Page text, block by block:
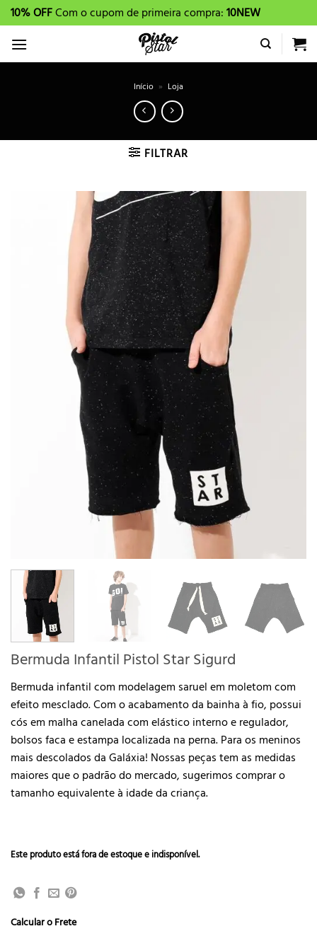
Skip
to
content
10% OFFCom o cupom de primeira compra:10NEW
Início » Loja
FILTRAR
Bermuda Infantil Pistol Star Sigurd
Bermuda infantil com modelagem saruel em moletom com
efeito mesclado. Com o acabamento da bainha à fio, possui
cós em malha canelada com elástico interno e regulador,
bolsos faca e estampa localizada na perna. Para os meninos
mais descolados da Galáxia! Nossas peças tem as medidas
maiores que o padrão do mercado, sugerimos comprar o
tamanho equivalente à idade da criança.
Este produto está fora de estoque e indisponível.
Calcular o Frete